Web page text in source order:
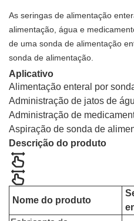
As seringas de alimentação
alimentação, água e
de uma sonda de alimentação
sonda de alimentação.
Aplicativo
Alimentação enteral por
Administração de jatos de
Administração de
Aspiração de sonda de
Descrição do produto
Nome do produto